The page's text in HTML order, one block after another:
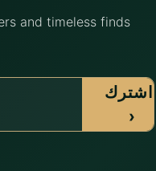
and timeless finds
اشترك
›